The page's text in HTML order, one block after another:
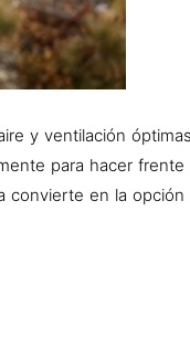
y ventilación
para hacer frente
convierte en la opción